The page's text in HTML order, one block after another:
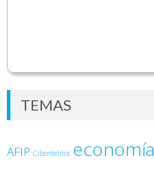
TEMAS
AFIP Ciberdelitos economía